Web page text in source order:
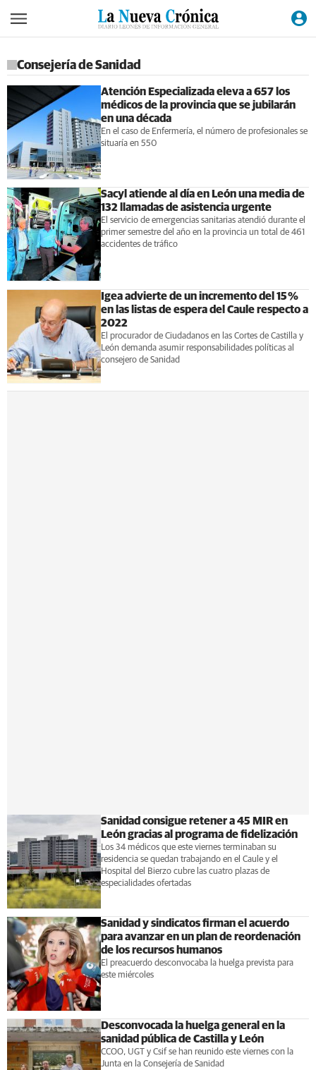
Consejería de Sanidad
Atención Especializada eleva a 657 los
médicos de la provincia que se jubilarán
en una década
En el caso de Enfermería, el número de profesionales se
situaría en 550
Sacyl atiende al día en León una media de
132 llamadas de asistencia urgente
El servicio de emergencias sanitarias atendió durante el
primer semestre del año en la provincia un total de 461
accidentes de tráfico
Igea advierte de un incremento del 15 %
en las listas de espera del Caule respecto a
2022
El procurador de Ciudadanos en las Cortes de Castilla y
León demanda asumir responsabilidades políticas al
consejero de Sanidad
Sanidad consigue retener a 45 MIR en
León gracias al programa de fidelización
Los 34 médicos que este viernes terminaban su
residencia se quedan trabajando en el Caule y el
Hospital del Bierzo cubre las cuatro plazas de
especialidades ofertadas
Sanidad y sindicatos firman el acuerdo
para avanzar en un plan de reordenación
de los recursos humanos
El preacuerdo desconvocaba la huelga prevista para
este miércoles
Desconvocada la huelga general en la
sanidad pública de Castilla y León
CCOO, UGT y Csif se han reunido este viernes con la
Junta en la Consejería de Sanidad